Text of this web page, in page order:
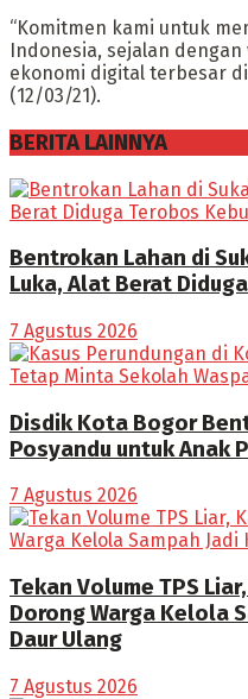
“Komitmen kami untuk
Indonesia, sejalan
ekonomi digital terbesar di
(12/03/21).
BERITA LAINNYA
Bentrokan Lahan di
Luka, Alat Berat
7 Agustus 2026
Disdik Kota Bogor
Posyandu untuk Anak
7 Agustus 2026
Tekan Volume TPS
Dorong Warga Kelola
Daur Ulang
7 Agustus 2026